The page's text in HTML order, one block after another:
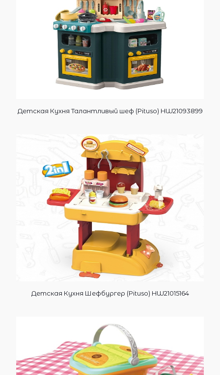
Детская Кухня Талантливый шеф (Pituso) HW21093899
Детская Кухня Шефбургер (Pituso) HW21015164